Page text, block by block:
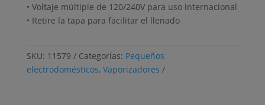
• Voltaje múltiple de 120/240V para uso internacional
• Retire la tapa para facilitar el llenado
SKU: 11579 Categorías: Pequeños
electrodomésticos, Vaporizadores